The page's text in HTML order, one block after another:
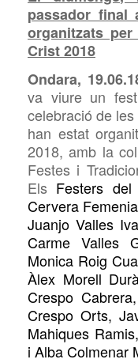
passador final
organitzats
Crist 2018
Ondara,
va viure un
celebració de
han estat
2018, amb la
Festes i
Els Festers
Cervera Femenia
Juanjo Valles
Carme Valles
Monica Roig
Àlex Morell
Crespo
Crespo Orts,
Mahiques
i Alba Colmenar